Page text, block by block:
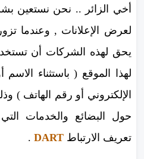
أخي الزائر .. نحن نستعين
لعرض الإعلانات , وعندما
يحق لهذه الشركات أن
لهذا الموقع ( باستثناء الاسم
الإلكتروني أو رقم الهاتف )
حول البضائع والخدمات
تعريف الارتباطDART
.